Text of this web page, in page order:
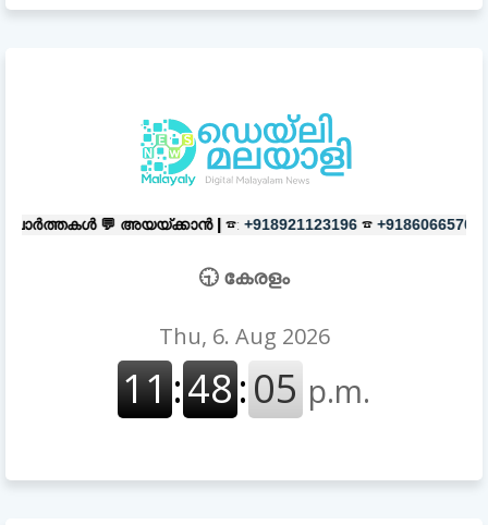
| ☎: +918921123196 ☎ +918606657037
🕤 കേരളം